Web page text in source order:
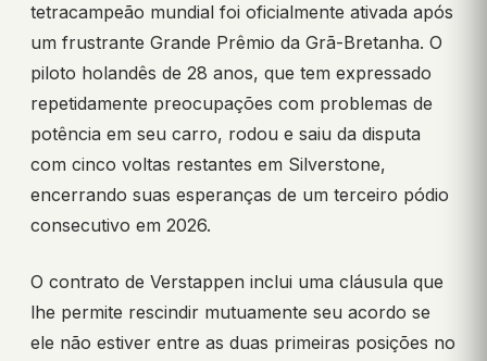
tetracampeão mundial foi oficialmente ativada após
um frustrante Grande Prêmio da Grã-Bretanha. O
piloto holandês de 28 anos, que tem expressado
repetidamente preocupações com problemas de
potência em seu carro, rodou e saiu da disputa
com cinco voltas restantes em Silverstone,
encerrando suas esperanças de um terceiro pódio
consecutivo em 2026.
O contrato de Verstappen inclui uma cláusula que
lhe permite rescindir mutuamente seu acordo se
ele não estiver entre as duas primeiras posições no